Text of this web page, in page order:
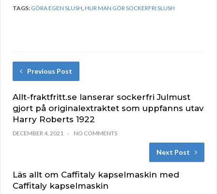
TAGS: GÖRA EGEN SLUSH HUR MAN GÖR SOCKERFRI SLUSH
Previous Post
Allt-fraktfritt.se lanserar sockerfri Julmust
gjort på originalextraktet som uppfanns utav
Harry Roberts 1922
DECEMBER 4, 2021 NO COMMENTS
Next Post
Läs allt om Caffitaly kapselmaskin med
Caffitaly kapselmaskin